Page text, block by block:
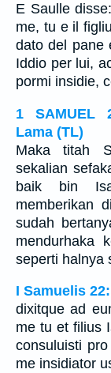
E Saulle
me, tu e il
dato del pane
Iddio per lui,
pormi insidie,
1 SAMUEL
Lama (TL)
Maka titah
sekalian
baik bin
memberikan
sudah
mendurhaka
seperti halnya
I Samuelis
dixitque ad
me tu et filius
consuluisti
me insidiator